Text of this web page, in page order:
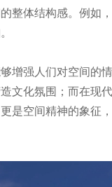
整体结构感。例如
增强人们对空间的
文化氛围；而在现
是空间精神的象征